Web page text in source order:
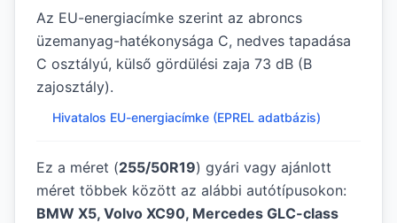
Az EU-energiacímke szerint az abroncs
üzemanyag-hatékonysága C, nedves tapadása
C osztályú, külső gördülési zaja 73 dB (B
zajosztály).
Hivatalos EU-energiacímke (EPREL adatbázis)
Ez a méret (255/50R19) gyári vagy ajánlott
méret többek között az alábbi autótípusokon:
BMW X5, Volvo XC90, Mercedes GLC-class